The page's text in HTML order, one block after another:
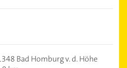
Bad Homburg v. d. Höhe